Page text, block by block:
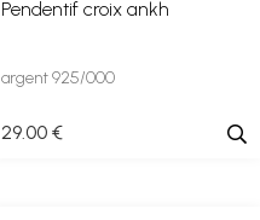
Pendentif croix ankh
argent 925/000
29.00 €